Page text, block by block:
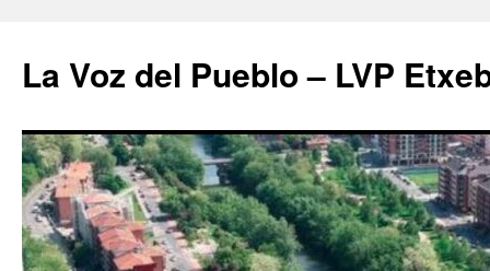
contenido
La Voz del Pueblo – LVP